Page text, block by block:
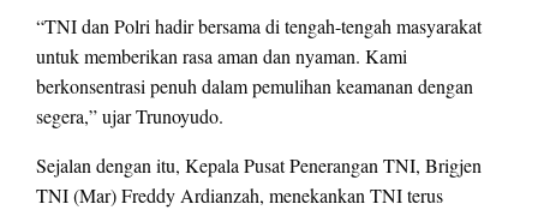
“TNI dan Polri hadir bersama di tengah-tengah masyarakat
untuk memberikan rasa aman dan nyaman. Kami
berkonsentrasi penuh dalam pemulihan keamanan dengan
segera,” ujar Trunoyudo.
Sejalan dengan itu, Kepala Pusat Penerangan TNI, Brigjen
TNI (Mar) Freddy Ardianzah, menekankan TNI terus